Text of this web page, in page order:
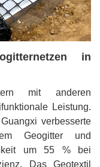
in
mit anderen
Leistung.
verbesserte
Geogitter und
um 55 % bei
Das Geotextil